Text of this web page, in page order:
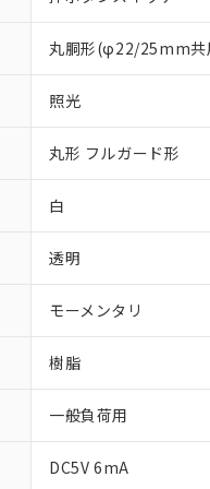
丸胴形(φ22/25mm共
照光
丸形 フルガード形
白
透明
モーメンタリ
樹脂
一般負荷用
DC5V 6mA
※1 対応状況